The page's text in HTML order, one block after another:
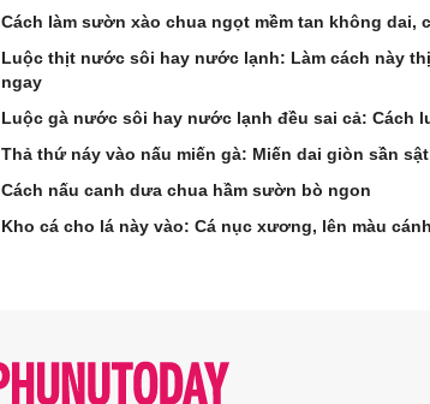
Cách làm sườn xào chua ngọt mềm tan không dai,
Luộc thịt nước sôi hay nước lạnh: Làm cách này
ngay
Luộc gà nước sôi hay nước lạnh đều sai cả: Cách
Thả thứ náy vào nấu miến gà: Miến dai giòn sần
Cách nấu canh dưa chua hầm sườn bò ngon
Kho cá cho lá này vào: Cá nục xương, lên màu